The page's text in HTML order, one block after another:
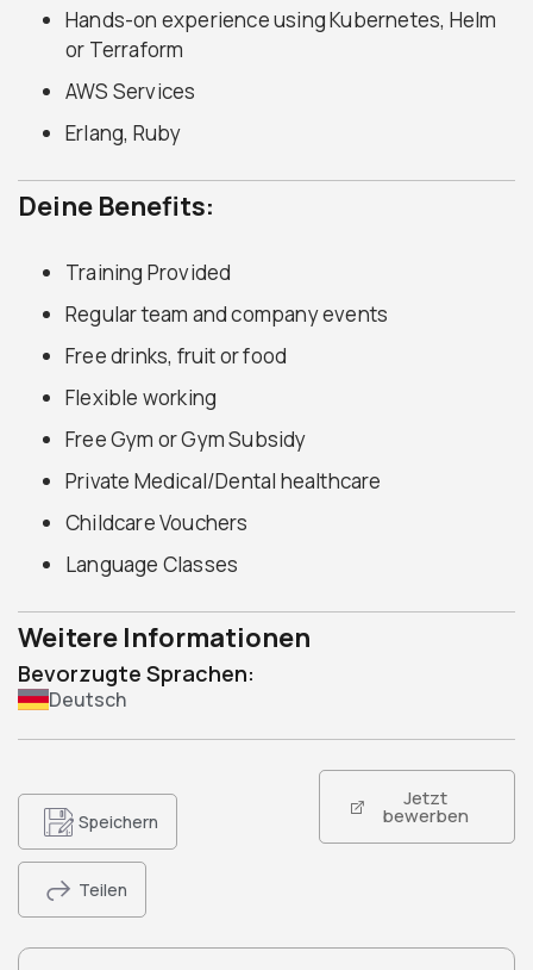
Hands-on experience using Kubernetes, Helm
or Terraform
AWS Services
Erlang, Ruby
Deine Benefits:
Training Provided
Regular team and company events
Free drinks, fruit or food
Flexible working
Free Gym or Gym Subsidy
Private Medical/Dental healthcare
Childcare Vouchers
Language Classes
Weitere Informationen
Bevorzugte Sprachen:
Deutsch
Speichern
Teilen
Jetzt
bewerben